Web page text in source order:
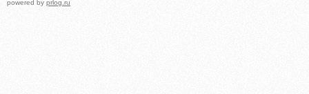
powered by prlog.ru